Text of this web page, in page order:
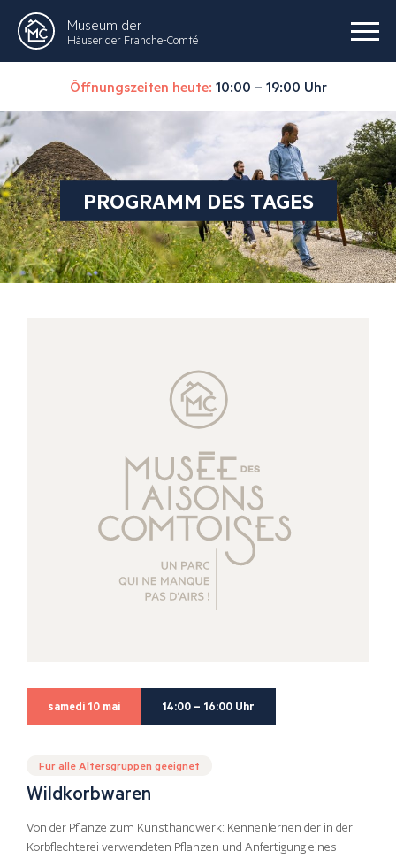
Museum der
Häuser der Franche-Comté
Öffnungszeiten heute: 10:00 – 19:00 Uhr
PROGRAMM DES TAGES
samedi 10 mai 14:00 – 16:00 Uhr
Für alle Altersgruppen geeignet
Wildkorbwaren
Von der Pflanze zum Kunsthandwerk: Kennenlernen der in der
Korbflechterei verwendeten Pflanzen und Anfertigung eines